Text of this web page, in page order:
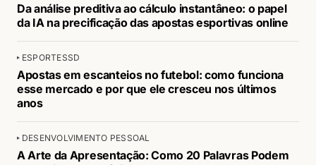
Da análise preditiva ao cálculo instantâneo: o papel
da IA na precificação das apostas esportivas online
ESPORTESSD
Apostas em escanteios no futebol: como funciona
esse mercado e por que ele cresceu nos últimos
anos
DESENVOLVIMENTO PESSOAL
A Arte da Apresentação: Como 20 Palavras Podem